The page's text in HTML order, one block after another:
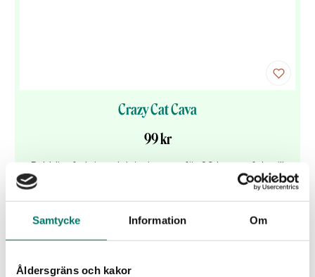
Samtycke Information Om
Åldersgräns och kakor
Crazy Cat Cava
99 kr
Bubblig, fruktig och krispig cava för 89 kr - perfekt till